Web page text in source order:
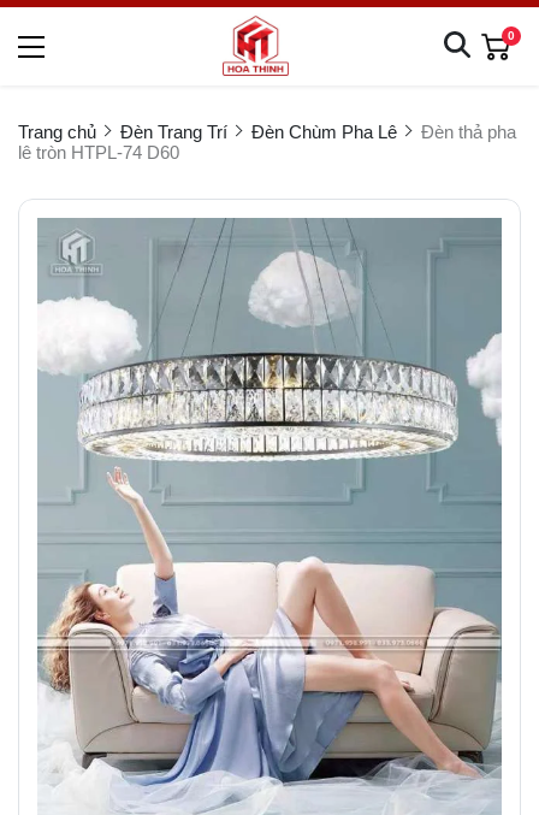
0
Trang chủ Đèn Trang Trí Đèn Chùm Pha Lê
Đèn thả pha
lê tròn HTPL-74 D60